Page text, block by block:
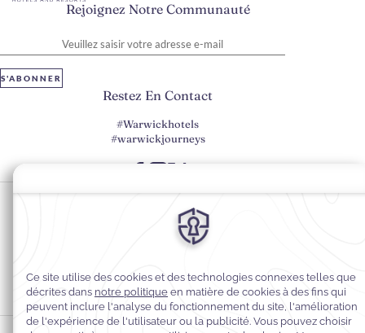
Rejoignez Notre Communauté
S'ABONNER
Restez En Contact
#Warwickhotels
#warwickjourneys
Préférences en matière de cookies
Politique de confidentialité
Politique en matière de cookies
Accessibilité du Web
Conditions générales